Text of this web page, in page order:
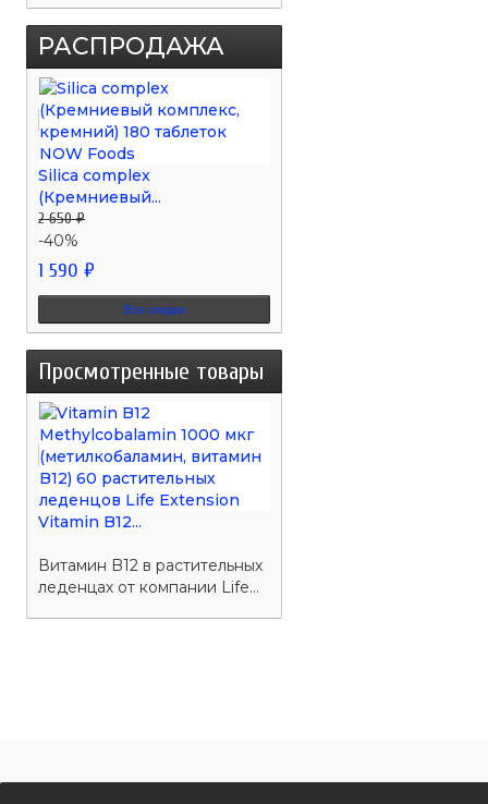
РАСПРОДАЖА
Silica complex
(Кремниевый...
2 650 ₽
-40%
1 590 ₽
Все скидки
Просмотренные товары
Vitamin B12...
Витамин B12 в растительных
леденцах от компании Life...